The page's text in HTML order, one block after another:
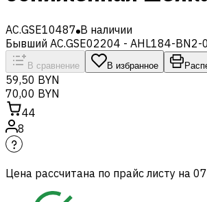
AC.GSE10487 В наличии
Бывший AC.GSE02204 - AHL184-BN2-
В сравнение В избранное
59,50 BYN
70,00 BYN
44
8
Цена рассчитана по прайс листу на